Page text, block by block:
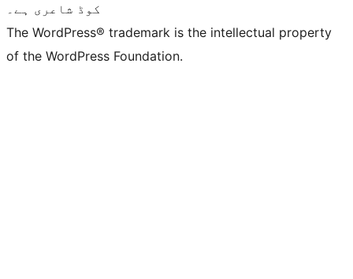
کوڈ شاعری ہے۔
The WordPress® trademark is the intellectual property
of the WordPress Foundation.